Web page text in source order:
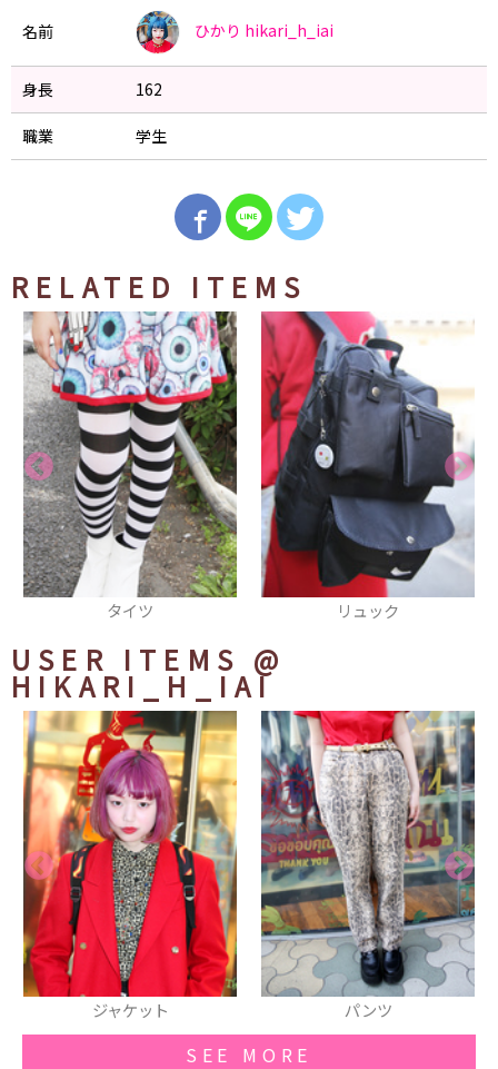
名前 ひかり hikari_h_iai
身長 162
職業 学生
RELATED ITEMS
USER ITEMS @
HIKARI_H_IAI
SEE MORE